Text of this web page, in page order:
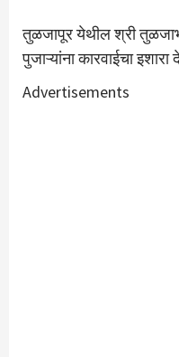
तुळजापूर येथील श्री
पुजाऱ्यांना कारवाईचा
Advertisements